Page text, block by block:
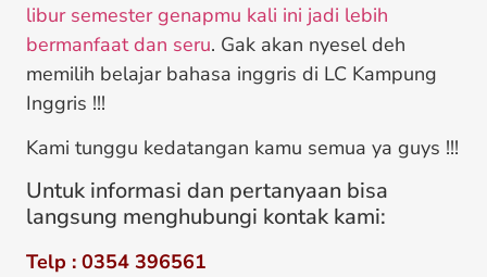
libur semester genapmu kali ini jadi lebih
bermanfaat dan seru. Gak akan nyesel deh
memilih belajar bahasa inggris di LC Kampung
Inggris !!!
Kami tunggu kedatangan kamu semua ya guys !!!
Untuk informasi dan pertanyaan bisa
langsung menghubungi kontak kami:
Telp : 0354 396561